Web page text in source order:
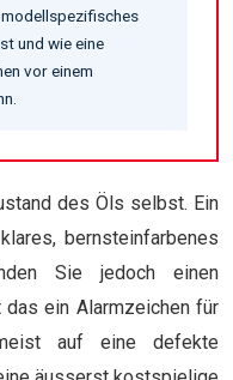
und wie eine
vor einem
des Öls selbst. Ein
bernsteinfarbenes
Sie jedoch einen
das ein Alarmzeichen für
auf eine defekte